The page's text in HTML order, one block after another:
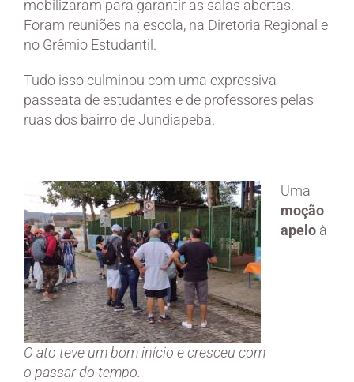
mobilizaram para garantir as salas abertas.
Foram reuniões na escola, na Diretoria Regional e
no Grêmio Estudantil.
Tudo isso culminou com uma expressiva
passeata de estudantes e de professores pelas
ruas dos bairro de Jundiapeba.
O ato teve um bom início e cresceu com
o passar do tempo.
Uma
moção
apelo à